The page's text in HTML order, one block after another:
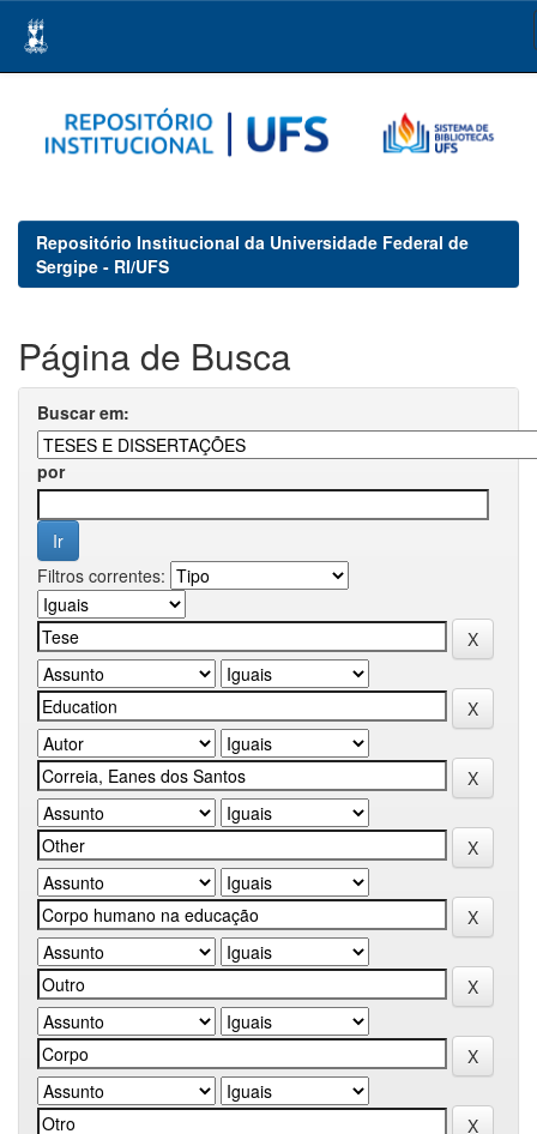
navigation
Repositório Institucional da Universidade Federal de
Sergipe - RI/UFS
Página de Busca
Buscar em:
por
Filtros correntes: